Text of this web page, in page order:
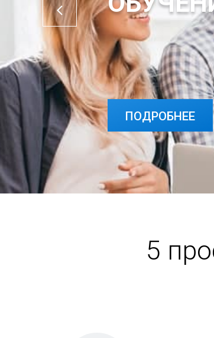
ПОДРОБНЕЕ
ПОДРОБНЕЕ
5